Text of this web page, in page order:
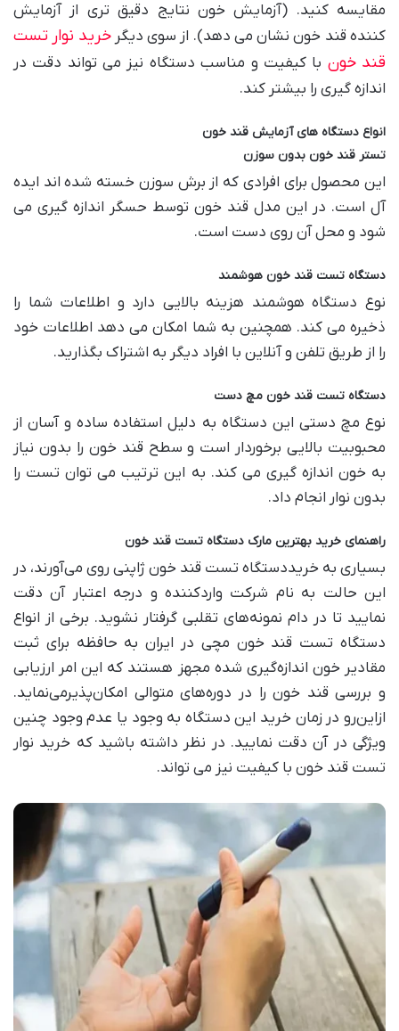
مقایسه کنید. (آزمایش خون نتایج دقیق تری از آزمایش
کننده قند خون نشان می دهد). از سوی دیگرخرید نوار تست
قند خون با کیفیت و مناسب دستگاه نیز می تواند دقت در
اندازه گیری را بیشتر کند.
انواع دستگاه های آزمایش قند خون
تستر قند خون بدون سوزن
این محصول برای افرادی که از برش سوزن خسته شده اند ایده
آل است. در این مدل قند خون توسط حسگر اندازه گیری می
شود و محل آن روی دست است.
دستگاه تست قند خون هوشمند
نوع دستگاه هوشمند هزینه بالایی دارد و اطلاعات شما را
ذخیره می کند. همچنین به شما امکان می دهد اطلاعات خود
را از طریق تلفن و آنلاین با افراد دیگر به اشتراک بگذارید.
دستگاه تست قند خون مچ دست
نوع مچ دستی این دستگاه به دلیل استفاده ساده و آسان از
محبوبیت بالایی برخوردار است و سطح قند خون را بدون نیاز
به خون اندازه گیری می کند. به این ترتیب می توان تست را
بدون نوار انجام داد.
راهنمای خرید بهترین مارک دستگاه تست قند خون
بسیاری به خریددستگاه تست قند خون ژاپنی روی می‌آورند، در
این حالت به نام شرکت واردکننده و درجه اعتبار آن دقت
نمایید تا در دام نمونه‌های تقلبی گرفتار نشوید. برخی از انواع
دستگاه تست قند خون مچی در ایران به حافظه برای ثبت
مقادیر خون اندازه‌گیری شده مجهز هستند که این امر ارزیابی
و بررسی قند خون را در دوره‌های متوالی امکان‌پذیرمی‌نماید.
ازاین‌رو در زمان خرید این دستگاه به وجود یا عدم وجود چنین
ویژگی در آن دقت نمایید. در نظر داشته باشید که خرید نوار
تست قند خون با کیفیت نیز می تواند.